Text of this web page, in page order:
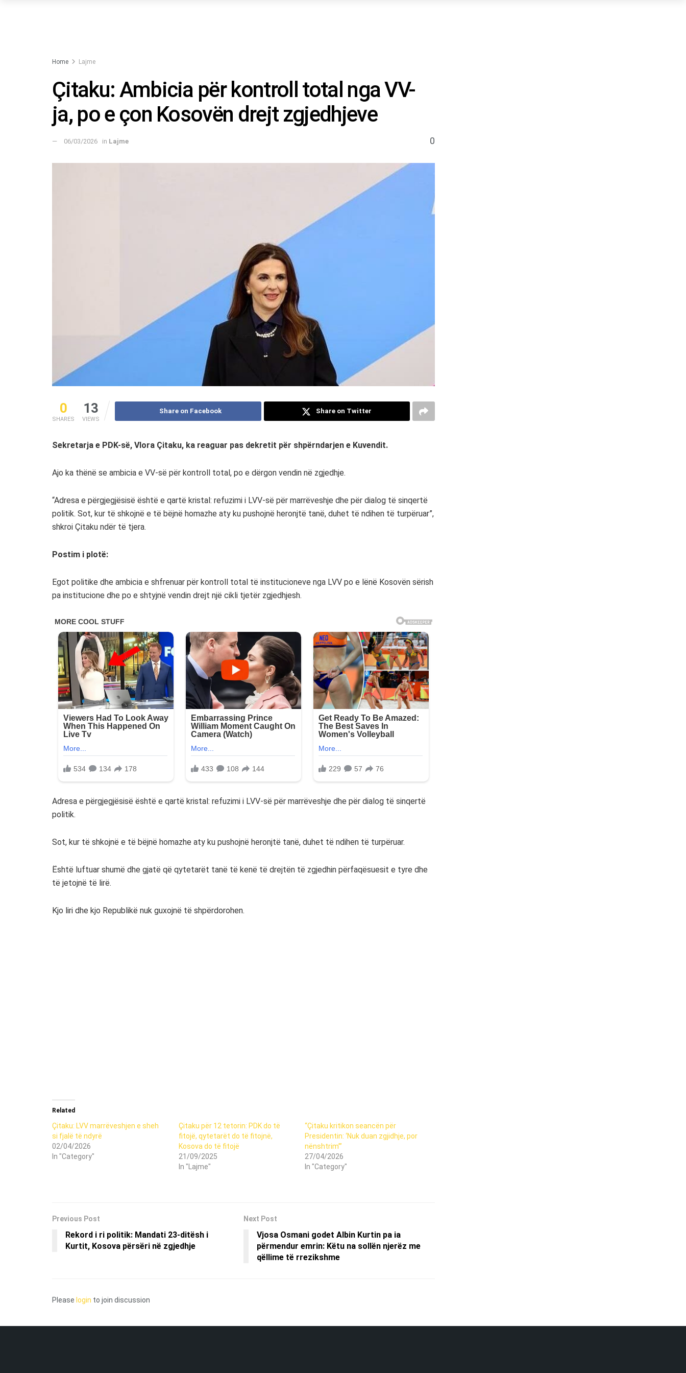
Home Lajme
Çitaku: Ambicia për kontroll total nga VV-
ja, po e çon Kosovën drejt zgjedhjeve
06/03/2026 in Lajme 0
0
SHARES
13
VIEWS
Share on Facebook Share on Twitter
Sekretarja e PDK-së, Vlora Çitaku, ka reaguar pas dekretit për shpërndarjen e Kuvendit.
Ajo ka thënë se ambicia e VV-së për kontroll total, po e dërgon vendin në zgjedhje.
“Adresa e përgjegjësisë është e qartë kristal: refuzimi i LVV-së për marrëveshje dhe për dialog të sinqertë
politik. Sot, kur të shkojnë e të bëjnë homazhe aty ku pushojnë heronjtë tanë, duhet të ndihen të turpëruar”,
shkroi Çitaku ndër të tjera.
Postim i plotë:
Egot politike dhe ambicia e shfrenuar për kontroll total të institucioneve nga LVV po e lënë Kosovën sërish
pa institucione dhe po e shtyjnë vendin drejt një cikli tjetër zgjedhjesh.
Adresa e përgjegjësisë është e qartë kristal: refuzimi i LVV-së për marrëveshje dhe për dialog të sinqertë
politik.
Sot, kur të shkojnë e të bëjnë homazhe aty ku pushojnë heronjtë tanë, duhet të ndihen të turpëruar.
Është luftuar shumë dhe gjatë që qytetarët tanë të kenë të drejtën të zgjedhin përfaqësuesit e tyre dhe
të jetojnë të lirë.
Kjo liri dhe kjo Republikë nuk guxojnë të shpërdorohen.
Related
Çitaku: LVV marrëveshjen e sheh
si fjalë të ndyrë
02/04/2026
In "Category"
Çitaku për 12 tetorin: PDK do të
fitojë, qytetarët do të fitojnë,
Kosova do të fitojë
21/09/2025
In "Lajme"
“Çitaku kritikon seancën për
Presidentin: ‘Nuk duan zgjidhje, por
nënshtrim’”
27/04/2026
In "Category"
Previous Post
Rekord i ri politik: Mandati 23-ditësh i
Kurtit, Kosova përsëri në zgjedhje
Next Post
Vjosa Osmani godet Albin Kurtin pa ia
përmendur emrin: Këtu na sollën njerëz me
qëllime të rrezikshme
Please login to join discussion